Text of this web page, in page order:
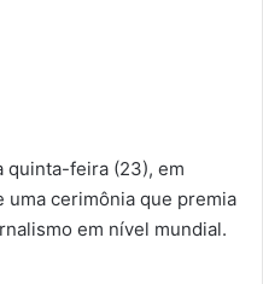
quinta-feira (23), em
uma cerimônia que premia
em nível mundial.